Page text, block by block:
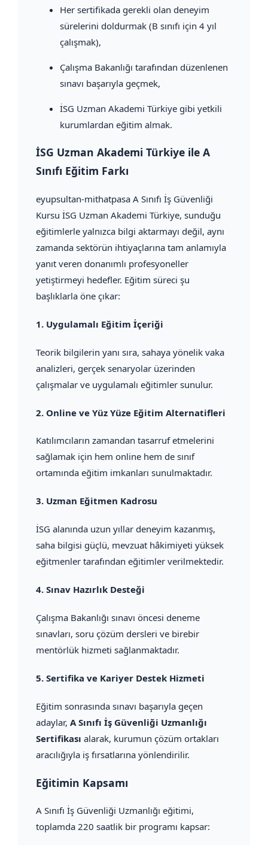
Her sertifikada gerekli olan deneyim
sürelerini doldurmak (B sınıfı için 4 yıl
çalışmak),
Çalışma Bakanlığı tarafından düzenlenen
sınavı başarıyla geçmek,
İSG Uzman Akademi Türkiye gibi yetkili
kurumlardan eğitim almak.
İSG Uzman Akademi Türkiye ile A
Sınıfı Eğitim Farkı
eyupsultan-mithatpasa A Sınıfı İş Güvenliği
Kursu İSG Uzman Akademi Türkiye, sunduğu
eğitimlerle yalnızca bilgi aktarmayı değil, aynı
zamanda sektörün ihtiyaçlarına tam anlamıyla
yanıt veren donanımlı profesyoneller
yetiştirmeyi hedefler. Eğitim süreci şu
başlıklarla öne çıkar:
1. Uygulamalı Eğitim İçeriği
Teorik bilgilerin yanı sıra, sahaya yönelik vaka
analizleri, gerçek senaryolar üzerinden
çalışmalar ve uygulamalı eğitimler sunulur.
2. Online ve Yüz Yüze Eğitim Alternatifleri
Katılımcıların zamandan tasarruf etmelerini
sağlamak için hem online hem de sınıf
ortamında eğitim imkanları sunulmaktadır.
3. Uzman Eğitmen Kadrosu
İSG alanında uzun yıllar deneyim kazanmış,
saha bilgisi güçlü, mevzuat hâkimiyeti yüksek
eğitmenler tarafından eğitimler verilmektedir.
4. Sınav Hazırlık Desteği
Çalışma Bakanlığı sınavı öncesi deneme
sınavları, soru çözüm dersleri ve birebir
mentörlük hizmeti sağlanmaktadır.
5. Sertifika ve Kariyer Destek Hizmeti
Eğitim sonrasında sınavı başarıyla geçen
adaylar, A Sınıfı İş Güvenliği Uzmanlığı
Sertifikası alarak, kurumun çözüm ortakları
aracılığıyla iş fırsatlarına yönlendirilir.
Eğitimin Kapsamı
A Sınıfı İş Güvenliği Uzmanlığı eğitimi,
toplamda 220 saatlik bir programı kapsar: